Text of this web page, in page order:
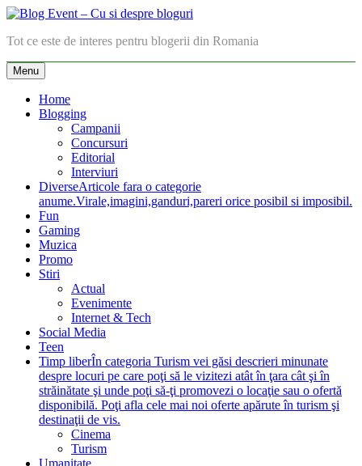
Skip
content
Blog Event – Cu si despre bloguri
Tot ce este de interes pentru blogerii din Romania
Menu
Home
Blogging
Campanii
Concursuri
Editorial
Interviuri
DiverseArticole fara o categorie
anume.Virale,imagini,ganduri,pareri orice posibil si imposibil.
Fun
Gaming
Muzica
Promo
Stiri
Actual
Evenimente
Internet & Tech
Social Media
Teen
Timp liberÎn categoria Turism vei găsi descrieri minunate
despre locuri pe care poţi să le vizitezi atât în ţara cât şi în
străinătate şi unde poţi să-ţi promovezi o locaţie sau o ofertă
disponibilă. Poţi afla cele mai noi oferte apărute în turism şi
destinaţii de vis.
Cinema
Turism
Umanitate